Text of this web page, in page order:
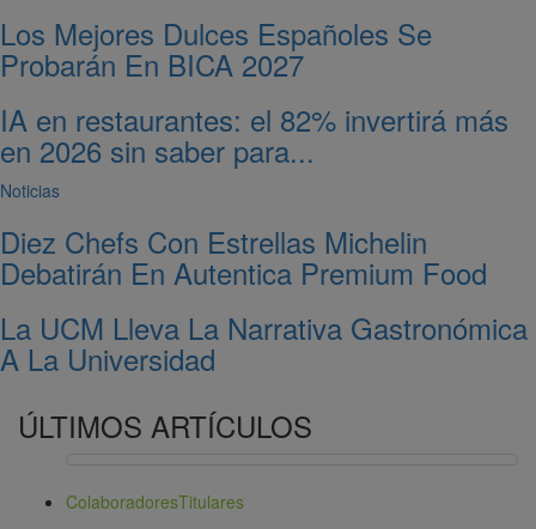
Los Mejores Dulces Españoles Se
Probarán En BICA 2027
IA en restaurantes: el 82% invertirá más
en 2026 sin saber para...
Noticias
Diez Chefs Con Estrellas Michelin
Debatirán En Autentica Premium Food
La UCM Lleva La Narrativa Gastronómica
A La Universidad
ÚLTIMOS ARTÍCULOS
ColaboradoresTitulares